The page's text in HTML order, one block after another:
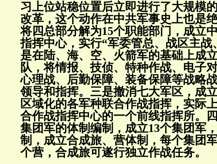
习上位站稳位置后立即进行了大规模
改革，这个动作在中共军事史上也是
将四总部分解为15个职能部门，成立
指挥中心，实行“军委管总、战区主战
是在陆、海、空、火箭军的基础上成
队，将情报、技侦、特种作战、电子
心理战、后勤保障、装备保障等战略
领导和指挥。三是撤消七大军区，成
区域化的各军种联合作战指挥，实际
合作战指挥中心的一个前线指挥所。
集团军的体制编制，成立13个集团军
制，成立合成旅、营体制，每个集团
个营，合成旅可遂行独立作战任务。